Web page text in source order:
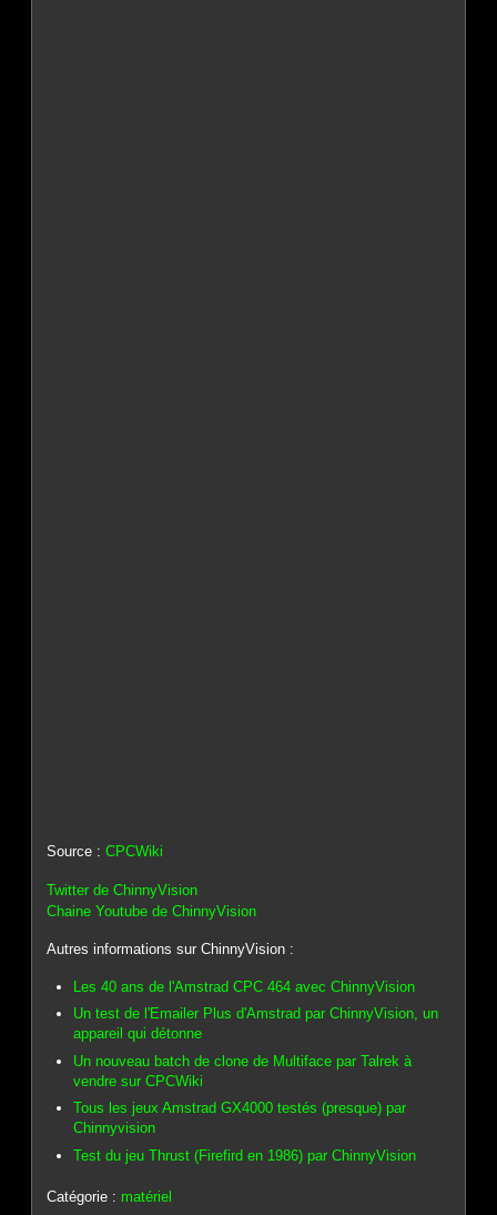
Source :CPCWiki
Twitter de ChinnyVision
Chaine Youtube de ChinnyVision
Autres informations sur ChinnyVision :
Les 40 ans de l'Amstrad CPC 464 avec ChinnyVision
Un test de l'Emailer Plus d'Amstrad par ChinnyVision, un
appareil qui détonne
Un nouveau batch de clone de Multiface par Talrek à
vendre sur CPCWiki
Tous les jeux Amstrad GX4000 testés (presque) par
Chinnyvision
Test du jeu Thrust (Firefird en 1986) par ChinnyVision
Catégorie : matériel